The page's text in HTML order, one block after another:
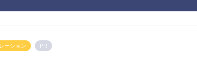
ーション PR